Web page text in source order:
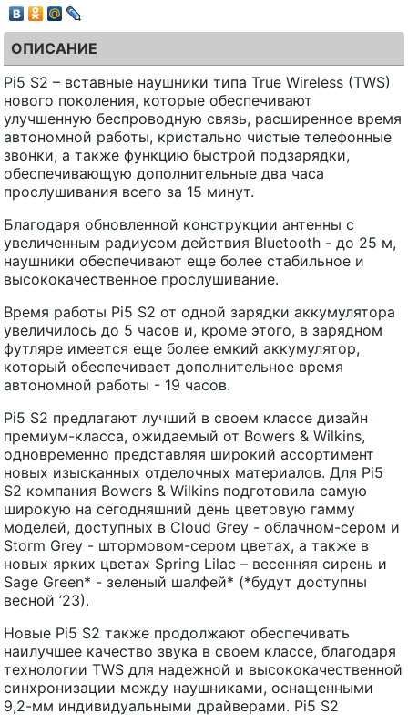
ОПИСАНИЕ
Pi5 S2 – вставные наушники типа True Wireless (TWS)
нового поколения, которые обеспечивают
улучшенную беспроводную связь, расширенное время
автономной работы, кристально чистые телефонные
звонки, а также функцию быстрой подзарядки,
обеспечивающую дополнительные два часа
прослушивания всего за 15 минут.
Благодаря обновленной конструкции антенны с
увеличенным радиусом действия Bluetooth - до 25 м,
наушники обеспечивают еще более стабильное и
высококачественное прослушивание.
Время работы Pi5 S2 от одной зарядки аккумулятора
увеличилось до 5 часов и, кроме этого, в зарядном
футляре имеется еще более емкий аккумулятор,
который обеспечивает дополнительное время
автономной работы - 19 часов.
Pi5 S2 предлагают лучший в своем классе дизайн
премиум-класса, ожидаемый от Bowers & Wilkins,
одновременно представляя широкий ассортимент
новых изысканных отделочных материалов. Для Pi5
S2 компания Bowers & Wilkins подготовила самую
широкую на сегодняшний день цветовую гамму
моделей, доступных в Cloud Grey - облачном-сером и
Storm Grey - штормовом-сером цветах, а также в
новых ярких цветах Spring Lilac – весенняя сирень и
Sage Green* - зеленый шалфей* (*будут доступны
весной ’23).
Новые Pi5 S2 также продолжают обеспечивать
наилучшее качество звука в своем классе, благодаря
технологии TWS для надежной и высококачественной
синхронизации между наушниками, оснащенными
9,2-мм индивидуальными драйверами. Pi5 S2